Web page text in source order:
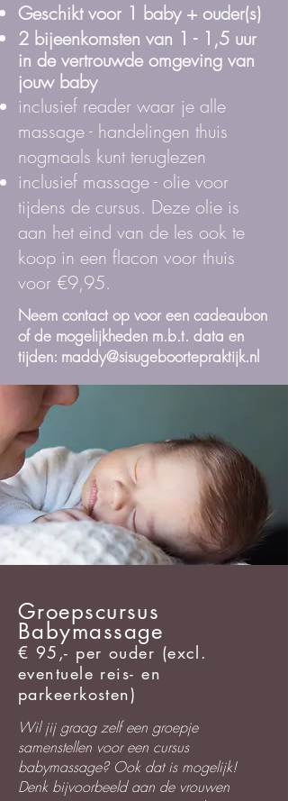
Geschikt voor 1 baby + ouder(s)
2 bijeenkomsten van 1 - 1,5 uur
in devertrouwdeomgeving van
jouw baby
inclusief reader waar je alle
massage - handelingen thuis
nogmaals kunt teruglezen
inclusief massage - olie voor
tijdens de cursus. Deze olie is
aan het eind van de les ook te
koop in een flacon voor thuis
voor €9,95.
Neem contact op voor een cadeaubon
of de mogelijkheden m.b.t. data en
tijden: maddy@sisugeboortepraktijk.nl
Groepscursus
Babymassage
€ 95,- per ouder (excl.
eventuele reis- en
parkeerkosten)
Wil jij graag zelf een groepje
samenstellen voor een cursus
babymassage? Ook dat is mogelijk!
Denk bijvoorbeeld aan de vrouwen